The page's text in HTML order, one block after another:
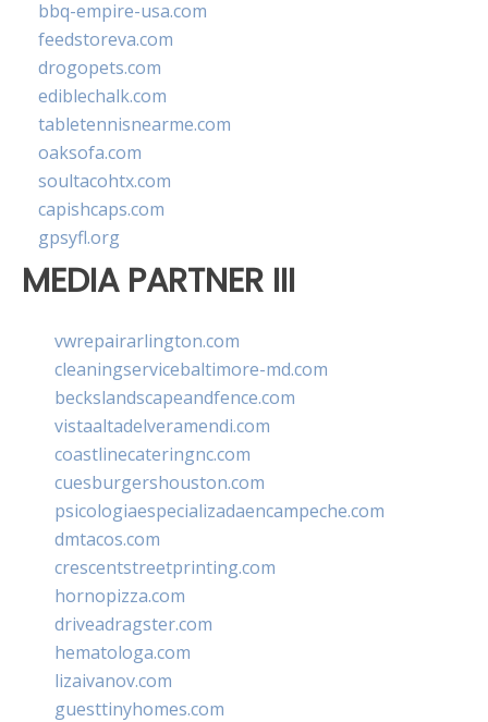
bbq-empire-usa.com
feedstoreva.com
drogopets.com
ediblechalk.com
tabletennisnearme.com
oaksofa.com
soultacohtx.com
capishcaps.com
gpsyfl.org
MEDIA PARTNER III
vwrepairarlington.com
cleaningservicebaltimore-md.com
beckslandscapeandfence.com
vistaaltadelveramendi.com
coastlinecateringnc.com
cuesburgershouston.com
psicologiaespecializadaencampeche.com
dmtacos.com
crescentstreetprinting.com
hornopizza.com
driveadragster.com
hematologa.com
lizaivanov.com
guesttinyhomes.com